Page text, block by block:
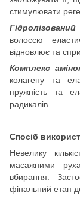
стимулювати
волоссю
відновлює та
Комплекс
колагену та
пружність та
радикалів.
Спосіб
Невелику
масажними
вбирання.
фінальний етап